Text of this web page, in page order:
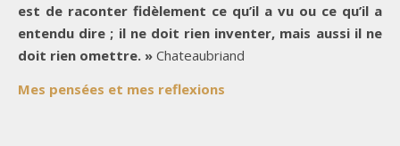
est de raconter fidèlement ce qu’il a vu ou ce qu’il a
entendu dire ; il ne doit rien inventer, mais aussi il ne
doit rien omettre. » Chateaubriand
Mes pensées et mes reflexions